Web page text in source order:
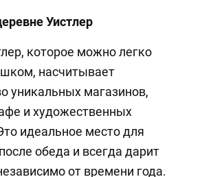
Уистлер
которое можно легко
насчитывает
уникальных магазинов,
и художественных
идеальное место для
обеда и всегда дарит
от времени года.